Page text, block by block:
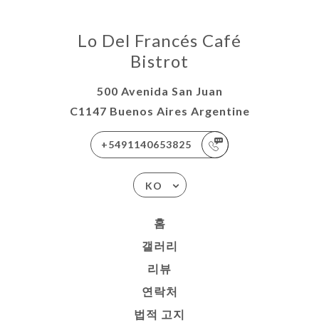
Lo Del Francés Café
Bistrot
500 Avenida San Juan
C1147 Buenos Aires Argentine
+5491140653825
KO
홈
갤러리
리뷰
연락처
법적 고지